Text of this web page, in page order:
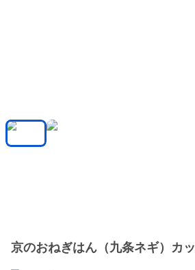
京のおねぎはん（九条ネギ）カ